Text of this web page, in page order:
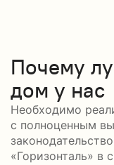
Почему
дом у нас
Необходимо
с полноценным
«Горизонталь» в